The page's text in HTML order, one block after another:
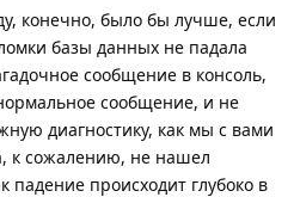
конечно, было бы лучше, если
базы данных не падала
сообщение в консоль,
сообщение, и не
диагностику, как мы с вами
к сожалению, не нашел
падение происходит глубоко в